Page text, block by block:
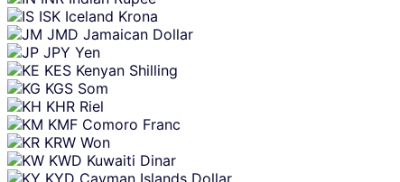
ISK Iceland Krona
JMD Jamaican Dollar
JPY Yen
KES Kenyan Shilling
KGS Som
KHR Riel
KMF Comoro Franc
KRW Won
KWD Kuwaiti Dinar